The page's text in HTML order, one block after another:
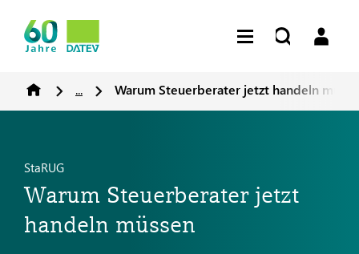
... Warum Steuerberater jetzt handeln
StaRUG
Warum Steuerberater jetzt
handeln müssen